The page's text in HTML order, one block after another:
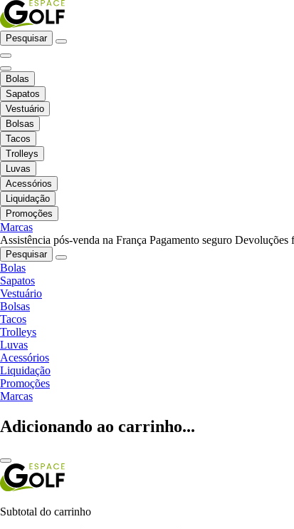
Pesquisar
Bolas
Sapatos
Vestuário
Bolsas
Tacos
Trolleys
Luvas
Acessórios
Liquidação
Promoções
Marcas
Assistência pós-venda na França Pagamento seguro Devoluções
Pesquisar
Bolas
Sapatos
Vestuário
Bolsas
Tacos
Trolleys
Luvas
Acessórios
Liquidação
Promoções
Marcas
Adicionando ao carrinho...
Subtotal do carrinho